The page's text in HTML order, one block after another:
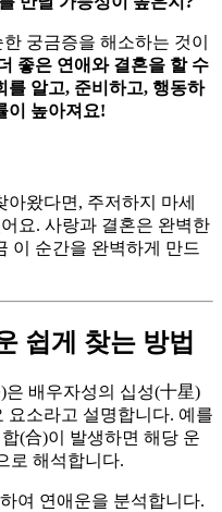
궁금증을 해소하는 것이
좋은 연애와 결혼을 할 수
를 알고, 준비하고, 행동하
이 높아져요!
왔다면, 주저하지 마세
요. 사랑과 결혼은 완벽한
이 순간을 완벽하게 만드
쉽게 찾는 방법
은 배우자성의 십성(十星)
요소라고 설명합니다. 예를
(合)이 발생하면 해당 운
로 해석합니다.
여 연애운을 분석합니다.